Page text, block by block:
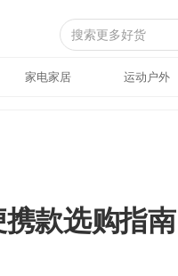
家电家居 运动户外
款选购指南